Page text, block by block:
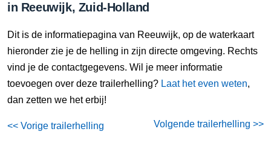
in Reeuwijk, Zuid-Holland
Dit is de informatiepagina van Reeuwijk, op de waterkaart
hieronder zie je de helling in zijn directe omgeving. Rechts
vind je de contactgegevens. Wil je meer informatie
toevoegen over deze trailerhelling? Laat het even weten,
dan zetten we het erbij!
<< Vorige trailerhelling Volgende trailerhelling >>